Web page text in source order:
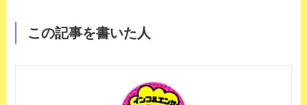
この記事を書いた人